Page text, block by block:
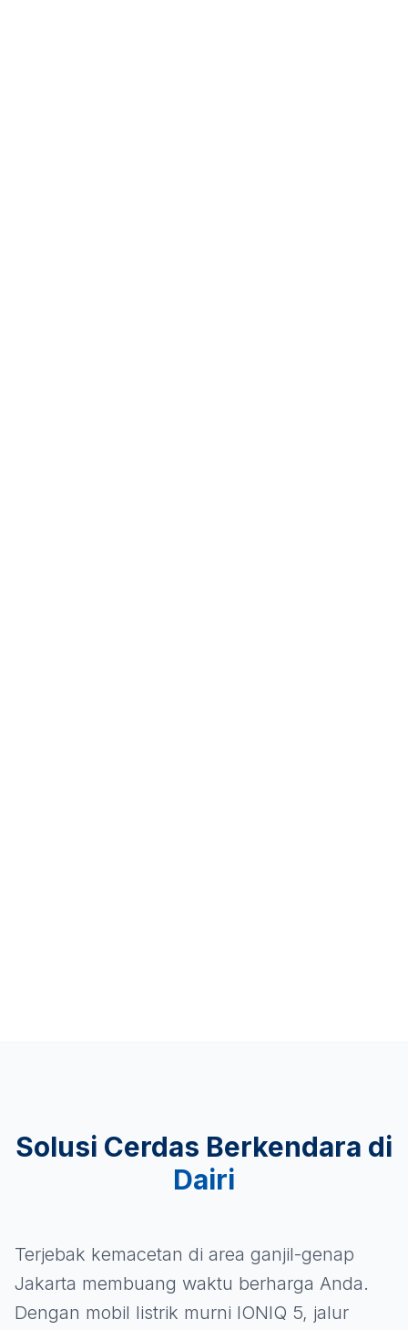
Solusi Cerdas Berkendara di
Dairi
Terjebak kemacetan di area ganjil-genap
Jakarta membuang waktu berharga Anda.
Dengan mobil listrik murni IONIQ 5, jalur